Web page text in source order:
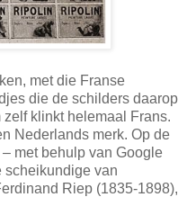
met die Franse
die de schilders daarop
klinkt helemaal Frans.
Nederlands merk. Op de
– met behulp van Google
scheikundige van
Riep (1835-1898),